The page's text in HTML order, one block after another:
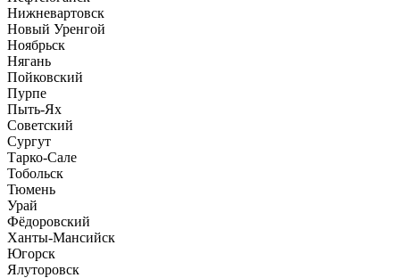
Нижневартовск
Новый Уренгой
Ноябрьск
Нягань
Пойковский
Пурпе
Пыть-Ях
Советский
Сургут
Тарко-Сале
Тобольск
Тюмень
Урай
Фёдоровский
Ханты-Мансийск
Югорск
Ялуторовск